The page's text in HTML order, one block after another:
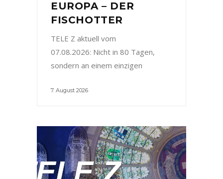
EUROPA – DER
FISCHOTTER
TELE Z aktuell vom
07.08.2026: Nicht in 80 Tagen,
sondern an einem einzigen
7. August 2026